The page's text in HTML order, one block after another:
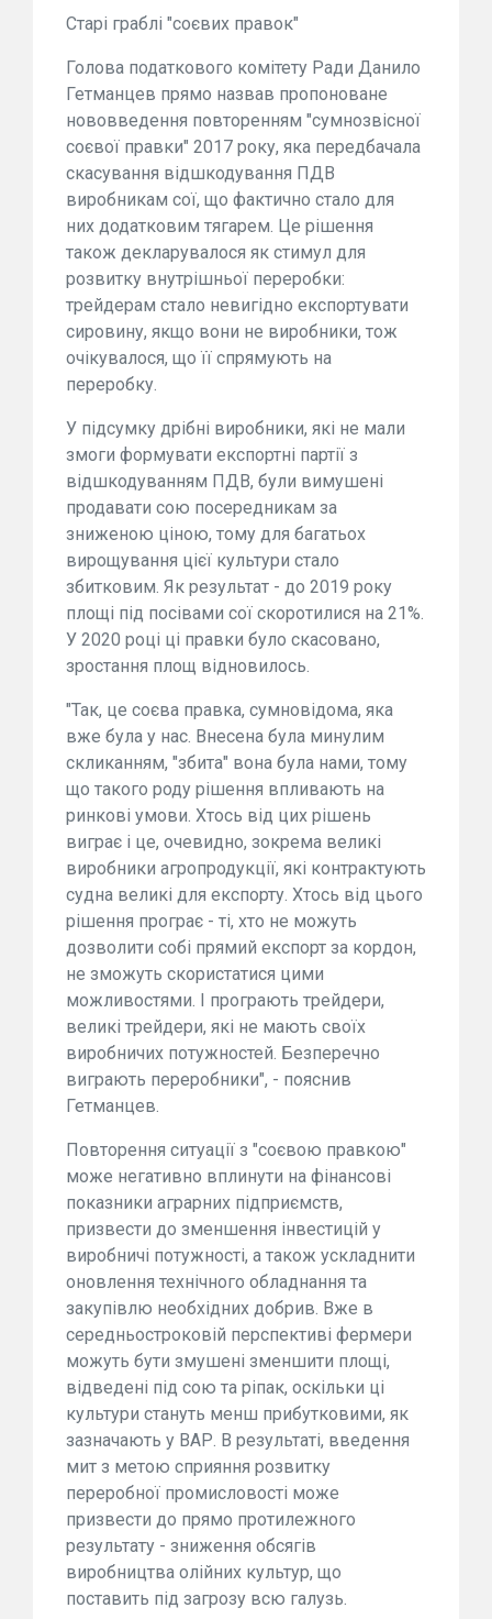
Старі граблі "соєвих правок"
Голова податкового комітету Ради Данило
Гетманцев прямо назвав пропоноване
нововведення повторенням "сумнозвісної
соєвої правки" 2017 року, яка передбачала
скасування відшкодування ПДВ
виробникам сої, що фактично стало для
них додатковим тягарем. Це рішення
також декларувалося як стимул для
розвитку внутрішньої переробки:
трейдерам стало невигідно експортувати
сировину, якщо вони не виробники, тож
очікувалося, що її спрямують на
переробку.
У підсумку дрібні виробники, які не мали
змоги формувати експортні партії з
відшкодуванням ПДВ, були вимушені
продавати сою посередникам за
зниженою ціною, тому для багатьох
вирощування цієї культури стало
збитковим. Як результат - до 2019 року
площі під посівами сої скоротилися на 21%.
У 2020 році ці правки було скасовано,
зростання площ відновилось.
"Так, це соєва правка, сумновідома, яка
вже була у нас. Внесена була минулим
скликанням, "збита" вона була нами, тому
що такого роду рішення впливають на
ринкові умови. Хтось від цих рішень
виграє і це, очевидно, зокрема великі
виробники агропродукції, які контрактують
судна великі для експорту. Хтось від цього
рішення програє - ті, хто не можуть
дозволити собі прямий експорт за кордон,
не зможуть скористатися цими
можливостями. І програють трейдери,
великі трейдери, які не мають своїх
виробничих потужностей. Безперечно
виграють переробники", - пояснив
Гетманцев.
Повторення ситуації з "соєвою правкою"
може негативно вплинути на фінансові
показники аграрних підприємств,
призвести до зменшення інвестицій у
виробничі потужності, а також ускладнити
оновлення технічного обладнання та
закупівлю необхідних добрив. Вже в
середньостроковій перспективі фермери
можуть бути змушені зменшити площі,
відведені під сою та ріпак, оскільки ці
культури стануть менш прибутковими, як
зазначають у ВАР. В результаті, введення
мит з метою сприяння розвитку
переробної промисловості може
призвести до прямо протилежного
результату - зниження обсягів
виробництва олійних культур, що
поставить під загрозу всю галузь.